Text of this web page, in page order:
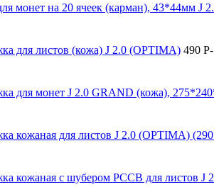
монет на 20 ячеек (карман), 43*44мм J
для листов (кожа) J 2.0 (OPTIMA) 490 Р-
для монет J 2.0 GRAND (кожа),
кожаная для листов J 2.0 (OPTIMA)
кожаная с шубером РССВ для листов J